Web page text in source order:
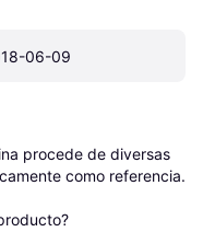
06-09
procede de diversas
como referencia.